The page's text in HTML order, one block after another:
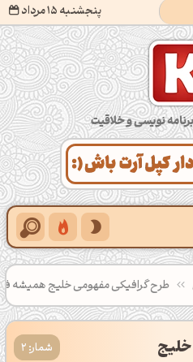
پنجشنبه 15 مرداد
برنامه‌نویسی و خلاقیت
طرح گرافیکی مفهومی خلیج همیشه
شمار: 2